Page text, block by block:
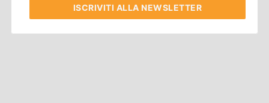
ISCRIVITI ALLA NEWSLETTER